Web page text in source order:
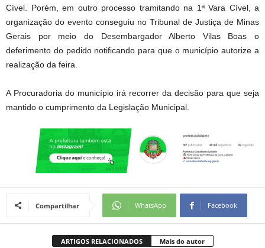
Cível. Porém, em outro processo tramitando na 1ª Vara Cível, a
organização do evento conseguiu no Tribunal de Justiça de Minas
Gerais por meio do Desembargador Alberto Vilas Boas o
deferimento do pedido notificando para que o município autorize a
realização da feira.
A Procuradoria do município irá recorrer da decisão para que seja
mantido o cumprimento da Legislação Municipal.
Compartilhar WhatsApp Facebook
ARTIGOS RELACIONADOS Mais do autor